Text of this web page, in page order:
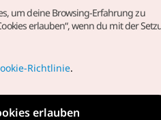
um deine Browsing-Erfahrung zu
erlauben“, wenn du mit der
Richtlinie.
erlauben